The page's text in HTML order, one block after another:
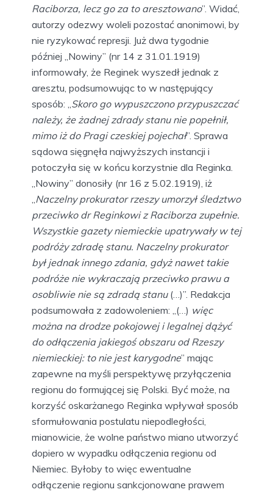
Raciborza, lecz go za to aresztowano”. Widać,
autorzy odezwy woleli pozostać anonimowi, by
nie ryzykować represji. Już dwa tygodnie
później „Nowiny” (nr 14 z 31.01.1919)
informowały, że Reginek wyszedł jednak z
aresztu, podsumowując to w następujący
sposób: „Skoro go wypuszczono przypuszczać
należy, że żadnej zdrady stanu nie popełnił,
mimo iż do Pragi czeskiej pojechał”. Sprawa
sądowa sięgnęła najwyższych instancji i
potoczyła się w końcu korzystnie dla Reginka.
„Nowiny” donosiły (nr 16 z 5.02.1919), iż
„Naczelny prokurator rzeszy umorzył śledztwo
przeciwko dr Reginkowi z Raciborza zupełnie.
Wszystkie gazety niemieckie upatrywały w tej
podróży zdradę stanu. Naczelny prokurator
był jednak innego zdania, gdyż nawet takie
podróże nie wykraczają przeciwko prawu a
osobliwie nie są zdradą stanu(…)”. Redakcja
podsumowała z zadowoleniem: „(…) więc
można na drodze pokojowej i legalnej dążyć
do odłączenia jakiegoś obszaru od Rzeszy
niemieckiej: to nie jest karygodne” mając
zapewne na myśli perspektywę przyłączenia
regionu do formującej się Polski. Być może, na
korzyść oskarżanego Reginka wpływał sposób
sformułowania postulatu niepodległości,
mianowicie, że wolne państwo miano utworzyć
dopiero w wypadku odłączenia regionu od
Niemiec. Byłoby to więc ewentualne
odłączenie regionu sankcjonowane prawem